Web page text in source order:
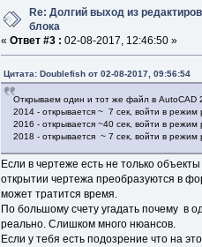
Re: Долгий выход из
блока
« Ответ #3 : 02-08-2017, 12:46:50 »
Цитата: Doublefish от 02-08-2017, 09:56:54
Открываем один и тот же файл в AutoCAD
2014 - открывается ~ 7 сек, войти в
2016 - открывается ~40 сек, войти в
2018 - открывается ~ 7 сек, войти в режим
Если в чертеже есть не только
открытии чертежа преобразуются в
может тратится время.
По большому счету угадать почему в
реально. Слишком много нюансов.
Если у тебя есть подозрение что на